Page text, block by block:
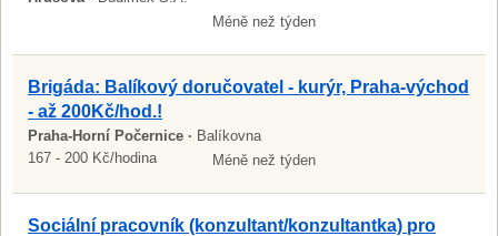
Méně než týden
Brigáda: Balíkový doručovatel - kurýr, Praha-východ
- až 200Kč/hod.!
Praha-Horní Počernice · Balíkovna
167 - 200 Kč/hodina
Méně než týden
Sociální pracovník (konzultant/konzultantka) pro